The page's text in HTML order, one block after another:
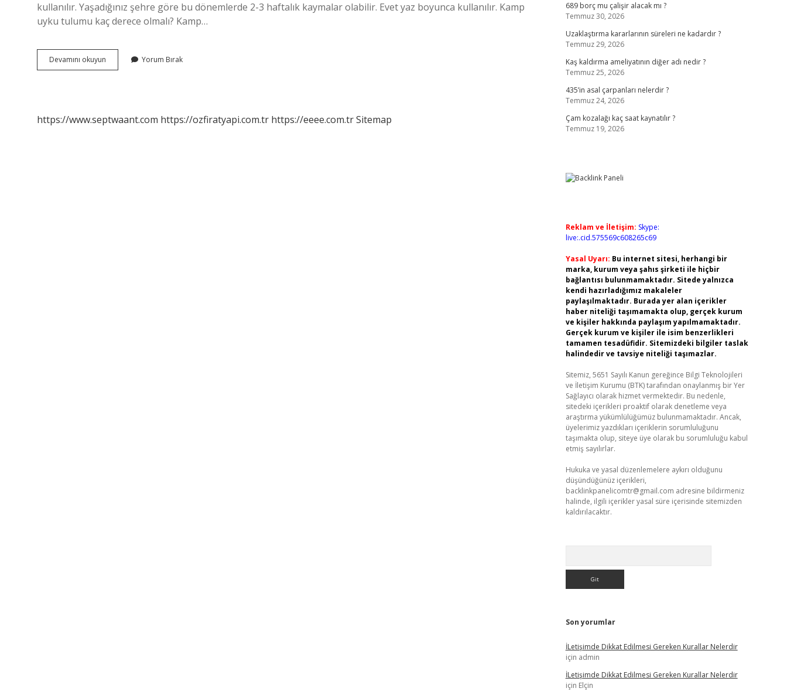
kullanılır. Yaşadığınız şehre göre bu dönemlerde 2-3 haftalık kaymalar olabilir. Evet yaz boyunca kullanılır. Kamp
uyku tulumu kaç derece olmalı? Kamp…
Devamını okuyun
Kampta
Yorum Bırak
https://www.septwaant.com https://ozfiratyapi.com.tr https://eeee.com.trSitemap
689 borç mu çalişir alacak mı ?
Temmuz 30, 2026
Uzaklaştırma kararlarının süreleri ne kadardır ?
Temmuz 29, 2026
Kaş kaldırma ameliyatının diğer adı nedir ?
Temmuz 25, 2026
435’in asal çarpanları nelerdir ?
Temmuz 24, 2026
Çam kozalağı kaç saat kaynatılır ?
Temmuz 19, 2026
Reklam ve İletişim: Skype:
live:.cid.575569c608265c69
Yasal Uyarı: Bu internet sitesi, herhangi bir
marka, kurum veya şahıs şirketi ile hiçbir
bağlantısı bulunmamaktadır. Sitede yalnızca
kendi hazırladığımız makaleler
paylaşılmaktadır. Burada yer alan içerikler
haber niteliği taşımamakta olup, gerçek kurum
ve kişiler hakkında paylaşım yapılmamaktadır.
Gerçek kurum ve kişiler ile isim benzerlikleri
tamamen tesadüfidir. Sitemizdeki bilgiler taslak
halindedir ve tavsiye niteliği taşımazlar.
Sitemiz, 5651 Sayılı Kanun gereğince Bilgi Teknolojileri
ve İletişim Kurumu (BTK) tarafından onaylanmış bir Yer
Sağlayıcı olarak hizmet vermektedir. Bu nedenle,
sitedeki içerikleri proaktif olarak denetleme veya
araştırma yükümlülüğümüz bulunmamaktadır. Ancak,
üyelerimiz yazdıkları içeriklerin sorumluluğunu
taşımakta olup, siteye üye olarak bu sorumluluğu kabul
etmiş sayılırlar.
Hukuka ve yasal düzenlemelere aykırı olduğunu
düşündüğünüz içerikleri,
backlinkpanelicomtr@gmail.com adresine bildirmeniz
halinde, ilgili içerikler yasal süre içerisinde sitemizden
kaldırılacaktır.
Son yorumlar
İLetişimde Dikkat Edilmesi Gereken Kurallar Nelerdir
için admin
İLetişimde Dikkat Edilmesi Gereken Kurallar Nelerdir
için Elçin